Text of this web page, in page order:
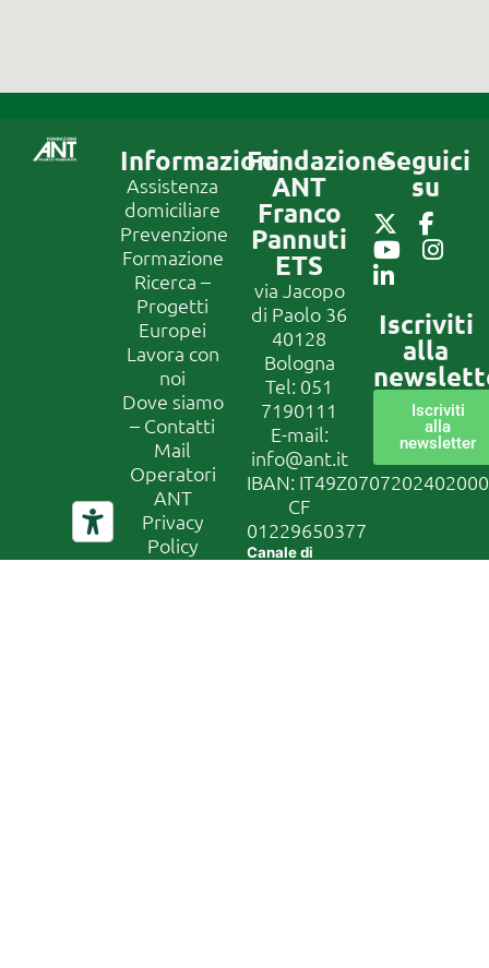
Informazioni
Assistenza
domiciliare
Prevenzione
Formazione
Ricerca –
Progetti
Europei
Lavora con
noi
Dove siamo
– Contatti
Mail
Operatori
ANT
Privacy
Policy
Fondazione
ANT
Franco
Pannuti
ETS
via Jacopo
di Paolo 36
40128
Bologna
Tel: 051
7190111
E-mail:
info@ant.it
IBAN:
CF
01229650377
Canale di
Seguici
su
Iscriviti
alla
Iscriviti
alla
newsletter